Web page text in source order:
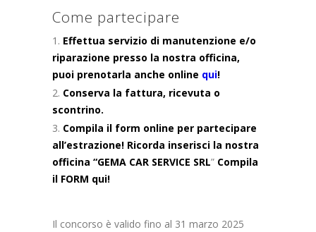
Come partecipare
Effettua servizio di manutenzione e/o
riparazione presso la nostra officina,
puoi prenotarla anche online qui!
Conserva la fattura, ricevuta o
scontrino.
Compila il form online per partecipare
all’estrazione! Ricorda inserisci la nostra
officina “GEMA CAR SERVICE SRL” Compila
il FORM qui!
Il concorso è valido fino al 31 marzo 2025